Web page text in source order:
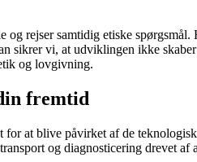
og rejser samtidig etiske
sikrer vi, at udviklingen ikke
og lovgivning.
fremtid
at blive påvirket af de
og diagnosticering drevet